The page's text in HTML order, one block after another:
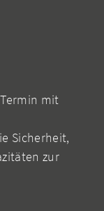
mit
Sicherheit,
zur